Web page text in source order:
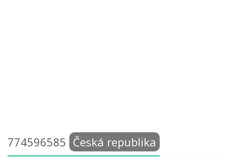
774596585 Česká republika